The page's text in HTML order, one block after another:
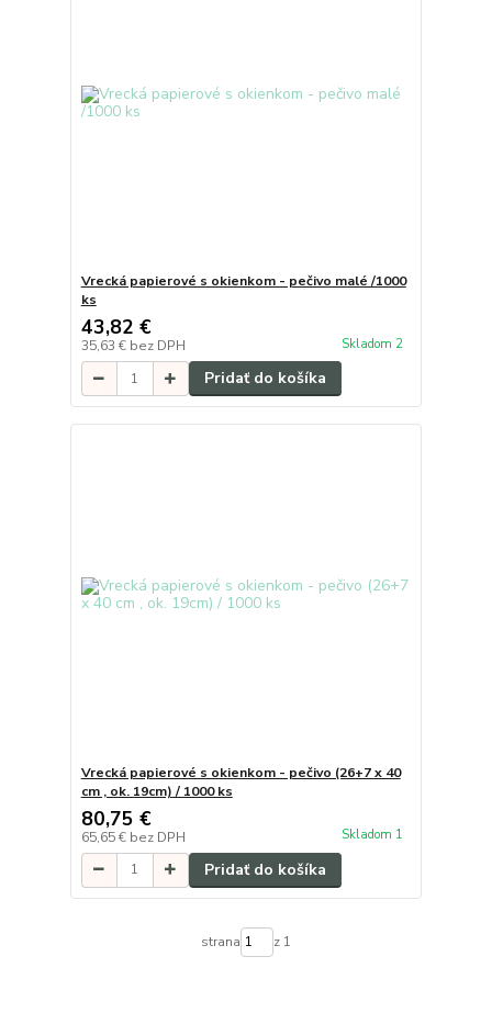
Vrecká papierové s okienkom - pečivo malé /1000
ks
43,82 €
35,63 € bez DPH Skladom 2
Pridať do košíka
Vrecká papierové s okienkom - pečivo (26+7 x 40
cm , ok. 19cm) / 1000 ks
80,75 €
65,65 € bez DPH Skladom 1
Pridať do košíka
strana z 1